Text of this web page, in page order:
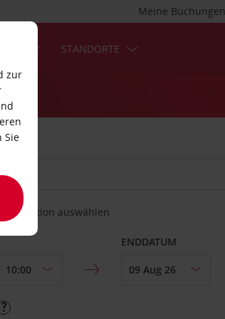
Meine Buchungen
STANDORTE
auswählen
ENDDATUM
zur
Sie